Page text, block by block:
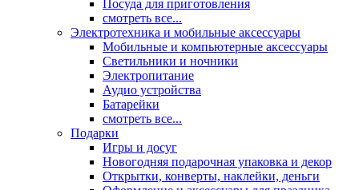
Посуда для приготовления
смотреть все...
Электротехника и мобильные аксессуары
Мобильные и компьютерные аксессуары
Светильники и ночники
Электропитание
Аудио устройства
Батарейки
смотреть все...
Подарки
Игры и досуг
Новогодняя подарочная упаковка и декор
Открытки, конверты, наклейки, деньги